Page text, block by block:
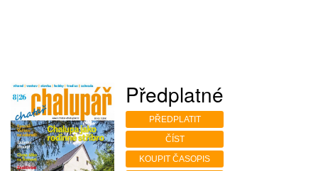
Předplatné
PŘEDPLATIT
ČÍST
KOUPIT ČASOPIS